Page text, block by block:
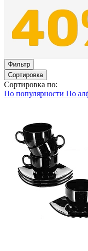
Фильтр
Сортировка
Сортировка по:
По популярности По